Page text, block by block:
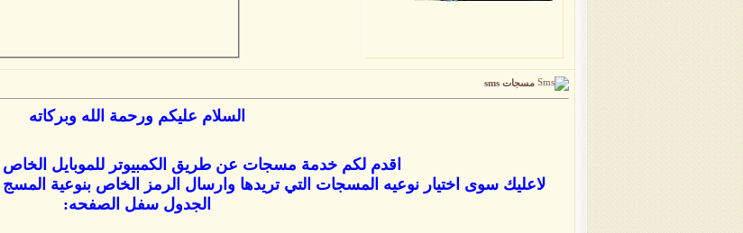
مسجات sms
السلام عليكم ورحمة الله وبركاته
اقدم لكم خدمة مسجات عن طريق الكمبيوتر للموبايل
لاعليك سوى اختيار نوعيه المسجات التي تريدها وارسال الرمز الخاص بنوعية
الجدول سفل الصفحه: